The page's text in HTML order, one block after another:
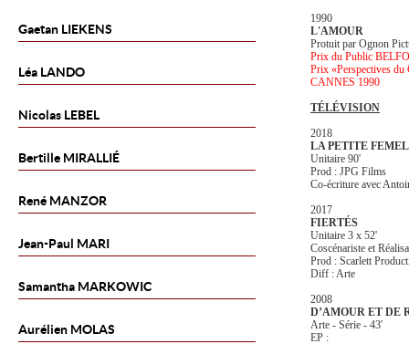
Gaetan LIEKENS
Léa LANDO
Nicolas LEBEL
Bertille MIRALLIÉ
René MANZOR
Jean-Paul MARI
Samantha MARKOWIC
Aurélien MOLAS
1990
L'AMOUR
Protuit par Ognon
Prix du Public
Prix «Perspectives du
CANNES 1990
TÉLÉVISION
2018
LA PETITE
Unitaire 90'
Prod : JPG Films
Co-écriture avec
2017
FIERTÉS
Unitaire 3 x 52'
Coscénariste et
Prod : Scarlett
Diff : Arte
2008
D’AMOUR ET DE
Arte - Série - 43'
EP :